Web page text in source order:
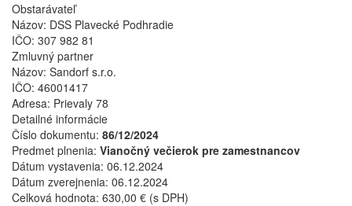
Obstarávateľ
Názov: DSS Plavecké Podhradie
IČO: 307 982 81
Zmluvný partner
Názov: Sandorf s.r.o.
IČO: 46001417
Adresa: Prievaly 78
Detailné informácie
Číslo dokumentu: 86/12/2024
Predmet plnenia: Vianočný večierok pre zamestnancov
Dátum vystavenia: 06.12.2024
Dátum zverejnenia: 06.12.2024
Celková hodnota: 630,00 € (s DPH)